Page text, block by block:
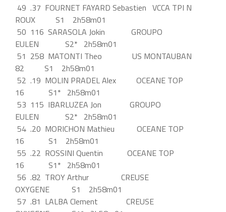
49 .37 FOURNET FAYARD Sebastien VCCA TPI N
ROUX S1 2h58m01
50 116 SARASOLA Jokin GROUPO
EULEN S2* 2h58m01
51 258 MATONTI Theo US MONTAUBAN
82 S1 2h58m01
52 .19 MOLIN PRADEL Alex OCEANE TOP
16 S1* 2h58m01
53 115 IBARLUZEA Jon GROUPO
EULEN S2* 2h58m01
54 .20 MORICHON Mathieu OCEANE TOP
16 S1 2h58m01
55 .22 ROSSINI Quentin OCEANE TOP
16 S1* 2h58m01
56 .82 TROY Arthur CREUSE
OXYGENE S1 2h58m01
57 .81 LALBA Clement CREUSE